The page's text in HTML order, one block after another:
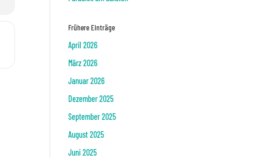
Frühere Einträge
April 2026
März 2026
Januar 2026
Dezember 2025
September 2025
August 2025
Juni 2025